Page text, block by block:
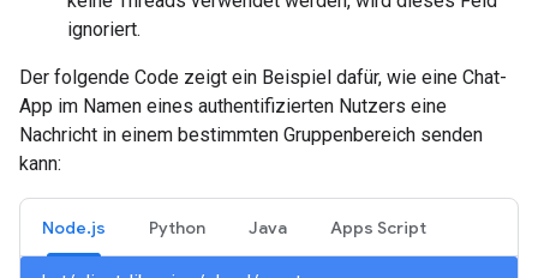
ignoriert.
Der folgende Code zeigt ein Beispiel dafür, wie eine Chat-
App im Namen eines authentifizierten Nutzers eine
Nachricht in einem bestimmten Gruppenbereich senden
kann:
Node.js Python Java Apps Script